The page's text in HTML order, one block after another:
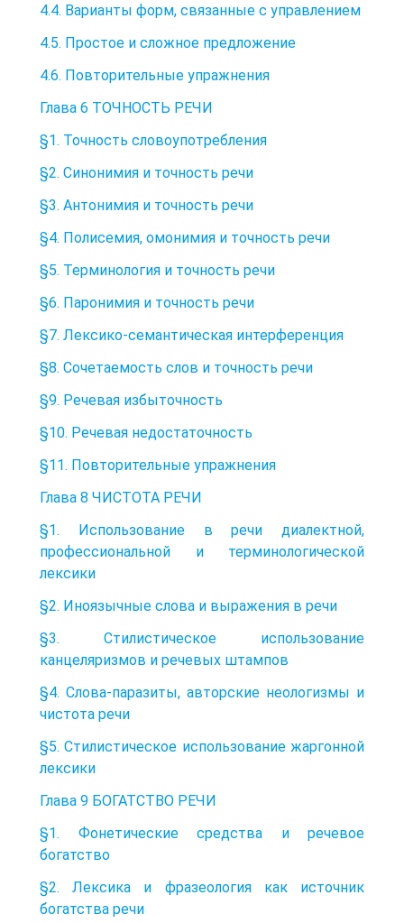
4.4. Варианты форм, связанные с управлением
4.5. Простое и сложное предложение
4.6. Повторительные упражнения
Глава 6 ТОЧНОСТЬ РЕЧИ
§1. Точность словоупотребления
§2. Синонимия и точность речи
§3. Антонимия и точность речи
§4. Полисемия, омонимия и точность речи
§5. Терминология и точность речи
§6. Паронимия и точность речи
§7. Лексико-семантическая интерференция
§8. Сочетаемость слов и точность речи
§9. Речевая избыточность
§10. Речевая недостаточность
§11. Повторительные упражнения
Глава 8 ЧИСТОТА РЕЧИ
§1. Использование в речи диалектной,
профессиональной и терминологической
лексики
§2. Иноязычные слова и выражения в речи
§3. Стилистическое использование
канцеляризмов и речевых штампов
§4. Слова-паразиты, авторские неологизмы и
чистота речи
§5. Стилистическое использование жаргонной
лексики
Глава 9 БОГАТСТВО РЕЧИ
§1. Фонетические средства и речевое
богатство
§2. Лексика и фразеология как источник
богатства речи